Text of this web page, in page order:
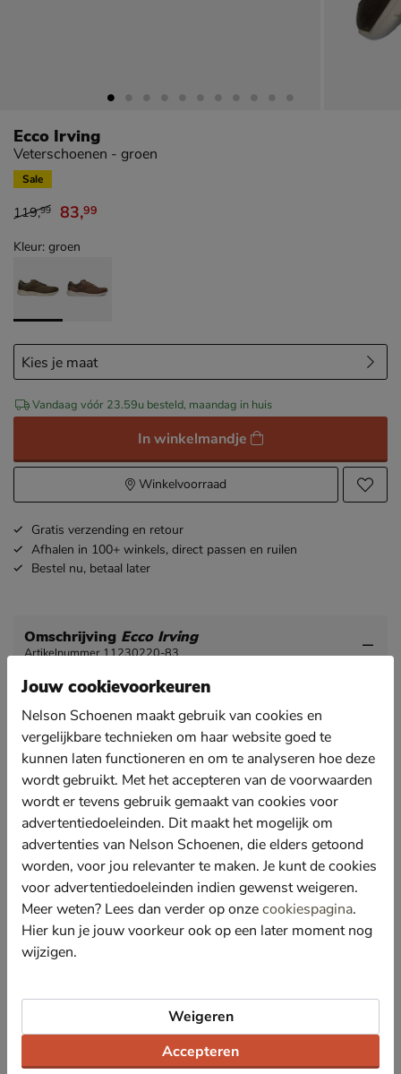
Ecco Irving
Veterschoenen - groen
Sale
van € 119,99 voor € 83,99
119,99 83,99
Kleur: groen
Vandaag vóór 23.59u besteld, maandag in huis
In winkelmandje
Winkelvoorraad
Gratis verzending en retour
Afhalen in 100+ winkels, direct passen en ruilen
Bestel nu, betaal later
Omschrijving Ecco Irving
Artikelnummer 11230220-83
Ecco Irving heren veterschoen
Deze klassieke sneaker van Ecco kenmerkt zich door
de minimalistische stijl en optimaal comfort.
Vervaardigd uit verantwoord geproduceerd suède
gemaakt in Ecco's eigen looierijen. Door de duurzame
DriTan-technologie wordt minder water en minder
chemicaliën gebruikt bij de productie.
Gevoerd met zacht textiel voor een aangename
draagcomfort en goede doorademing van de schoen.
Voorzien van een uitneembaar, met textiel bekleed
voetbed. Door de ECCO FLUIDFORM-tussenzool
biedt de schoen een anatomisch ondersteunende
pasvorm en optimale demping.
Jouw cookievoorkeuren
Nelson Schoenen maakt gebruik van cookies en
vergelijkbare technieken om haar website goed te
kunnen laten functioneren en om te analyseren hoe deze
wordt gebruikt. Met het accepteren van de voorwaarden
wordt er tevens gebruik gemaakt van cookies voor
advertentiedoeleinden. Dit maakt het mogelijk om
advertenties van Nelson Schoenen, die elders getoond
worden, voor jou relevanter te maken. Je kunt de cookies
voor advertentiedoeleinden indien gewenst weigeren.
Meer weten? Lees dan verder op onzecookiespagina.
Hier kun je jouw voorkeur ook op een later moment nog
wijzigen.
Accepteren
Weigeren